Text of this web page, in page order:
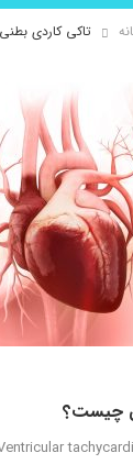
تاکی کاردی بطنی
چیست؟